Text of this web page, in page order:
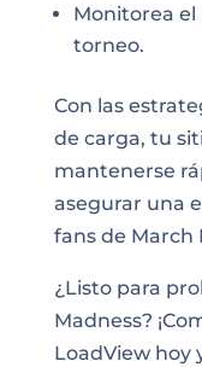
Monitorea
torneo.
Con las
de carga, tu
mantenerse
asegurar una
fans de March
¿Listo para
Madness?
LoadView hoy